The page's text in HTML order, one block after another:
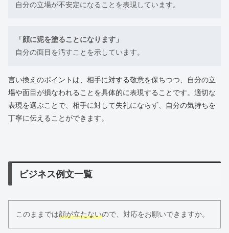
自分の立場が不安定になることを表現しています。
「顔に泥を塗ることになります」
自分の面目を汚すことを示しています。
言い換えのポイントは、相手に対する敬意を保ちつつ、自分の立
場や面目が損なわれることを具体的に表現することです。適切な
表現を選ぶことで、相手に対して失礼にならず、自分の気持ちを
丁寧に伝えることができます。
ビジネス例文一覧
このままでは顔が立たないので、対応をお願いできますか。